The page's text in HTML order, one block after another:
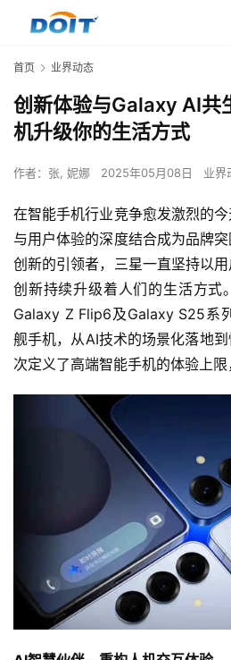
首页 业界动态
创新体验与Galaxy AI共
机升级你的生活方式
作者： 张, 妮娜 2025年05月08日 业界
在智能手机行业竞争愈发激烈的
与用户体验的深度结合成为品牌
创新的引领者，三星一直坚持以
创新持续升级着人们的生活方式
Galaxy Z Flip6及Galaxy S25系
舰手机，从AI技术的场景化落地
次定义了高端智能手机的体验上限